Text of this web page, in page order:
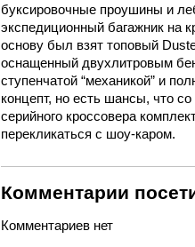
буксировочные проушины и
экспедиционный багажник на
основу был взят топовый
оснащенный двухлитровым
ступенчатой “механикой” и
концепт, но есть шансы, что
серийного кроссовера
перекликаться с шоу-каром.
Комментарии
Комментариев нет